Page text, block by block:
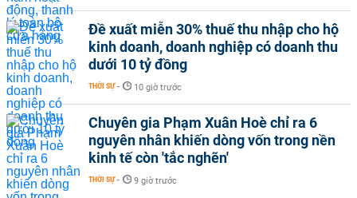
Đề xuất miễn 30% thuế thu nhập cho hộ
kinh doanh, doanh nghiệp có doanh thu
dưới 10 tỷ đồng
THỜI SỰ - 10 giờ trước
Chuyên gia Phạm Xuân Hoè chỉ ra 6
nguyên nhân khiến dòng vốn trong nền
kinh tế còn 'tắc nghẽn'
THỜI SỰ - 9 giờ trước